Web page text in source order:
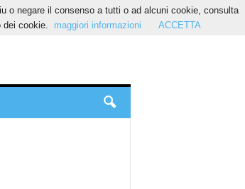
o negare il consenso a tutti o ad alcuni cookie, consulta
dei cookie.
maggiori informazioni ACCETTA